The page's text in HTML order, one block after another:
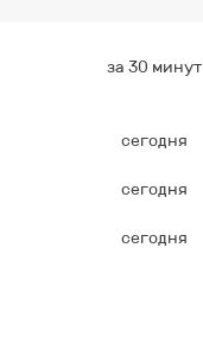
за 30 минут
сегодня
сегодня
сегодня